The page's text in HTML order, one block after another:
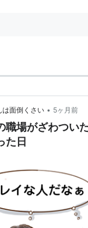
は面倒くさい • 5ヶ月前
職場がざわつい
た日